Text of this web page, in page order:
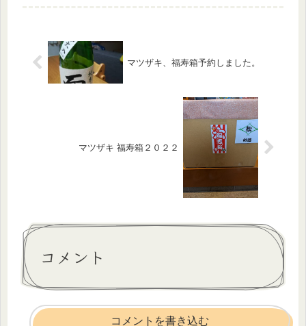
マツザキ、福寿箱予約しました。
マツザキ 福寿箱２０２２
コメント
コメントを書き込む